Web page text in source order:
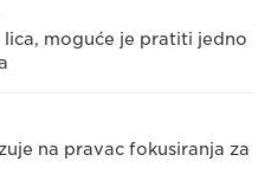
moguće je pratiti jedno
na pravac fokusiranja za